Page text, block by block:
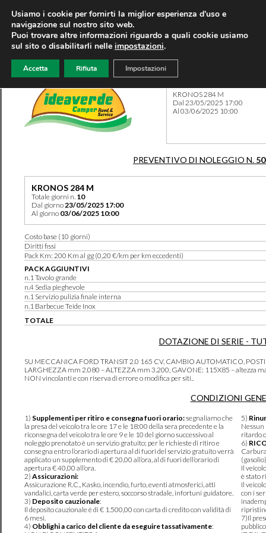
KRONOS 284 M
Dal 23/05/2025 17:00
Al 03/06/2025 10:00
PREVENTIVO DI NOLEGGIO N.
KRONOS 284 M
Totale giorni n. 10
Dal giorno23/05/2025 17:00
Al giorno 03/06/2025 10:00
Costo base (10 giorni)
Diritti fissi
Pack Km: 200 Km al gg (0,20 €/km per km eccedenti)
PACK AGGIUNTIVI
n.1 Tavolo grande
n.4 Sedia pieghevole
n.1 Servizio pulizia finale interna
n.1 Barbecue Teide Inox
TOTALE
DOTAZIONE DI SERIE -
SU MECCANICA FORD TRANSIT 2.0 165 CV, CAMBIO AUTOMATICO,
LARGHEZZA mm 2.080 – ALTEZZA mm 3.200, GAVONE: 115X85 – altezza
NON vincolanti e con riserva di errore o modifica per siti..
CONDIZIONI
1) Supplementi per ritiro e consegna fuori orario:segnaliamo che
la presa del veicolo tra le ore 17 e le 18:00 della sera precedente e la
riconsegna del veicolo tra le ore 9 e le 10 del giorno successivo al
noleggio prenotato è un servizio gratuito; per le richieste di ritiro e
consegna entro l’orario di apertura al di fuori del servizio gratuito verrà
applicato un supplemento di € 20,00 all’ora, al di fuori dell’orario di
apertura € 40,00 all’ora.
2) Assicurazioni:
Assicurazione R.C., Kasko, incendio, furto, eventi atmosferici, atti
vandalici, carta verde per estero, soccorso stradale, infortuni guidatore.
3) Deposito cauzionale:
Il deposito cauzionale è di € 1.500,00 con carta di credito con validità di
6 mesi.
4) Obblighi a carico del cliente da eseguire tassativamente:
5)
Nessun
ritardo
6)
Il
è stato
Il
con i
7)Il
Usiamo i cookie per fornirti la miglior esperienza d'uso e
navigazione sul nostro sito web.
Puoi trovare altre informazioni riguardo a quali cookie usiamo
sul sito o disabilitarli nelle impostazioni.
Accetta Rifiuta Impostazioni